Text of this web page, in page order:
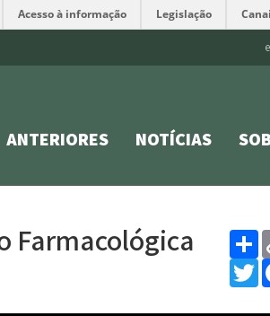
Acesso à informação Legislação
ANTERIORES NOTÍCIAS
Farmacológica